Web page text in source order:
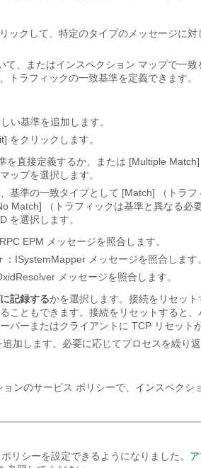
ックして、特定のタイプのメッセージに対
て、またはインスペクション マップで一致
トラフィックの一致基準を定義できます。
い基準を追加します。
をクリックします。
を直接定義するか、または [Multiple Match]
ップを選択します。
基準の一致タイプとして [Match]
（トラ
Match]
（トラフィックは基準と異なる必
を選択します。
EPM メッセージを照合します。
：ISystemMapper メッセージを照合します。
メッセージを照合します。
記録するかを選択します。接続をリセット
こともできます。接続をリセットすると、
バーまたはクライアントに TCP リセット
加します。必要に応じてプロセスを繰り返
ンのサービス ポリシーで、インスペクシ
リシーを設定できるようになりました。